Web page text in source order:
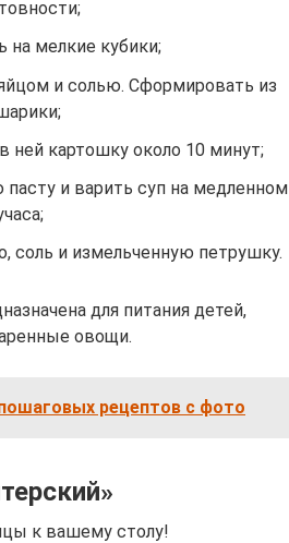
мелкие кубики;
и солью. Сформировать из
ней картошку около 10 минут;
и варить суп на медленном
соль и измельченную петрушку.
для питания детей,
овощи.
рецептов с фото
к вашему столу!